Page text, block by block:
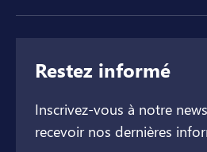
Restez informé
Inscrivez-vous à notre
recevoir nos dernières